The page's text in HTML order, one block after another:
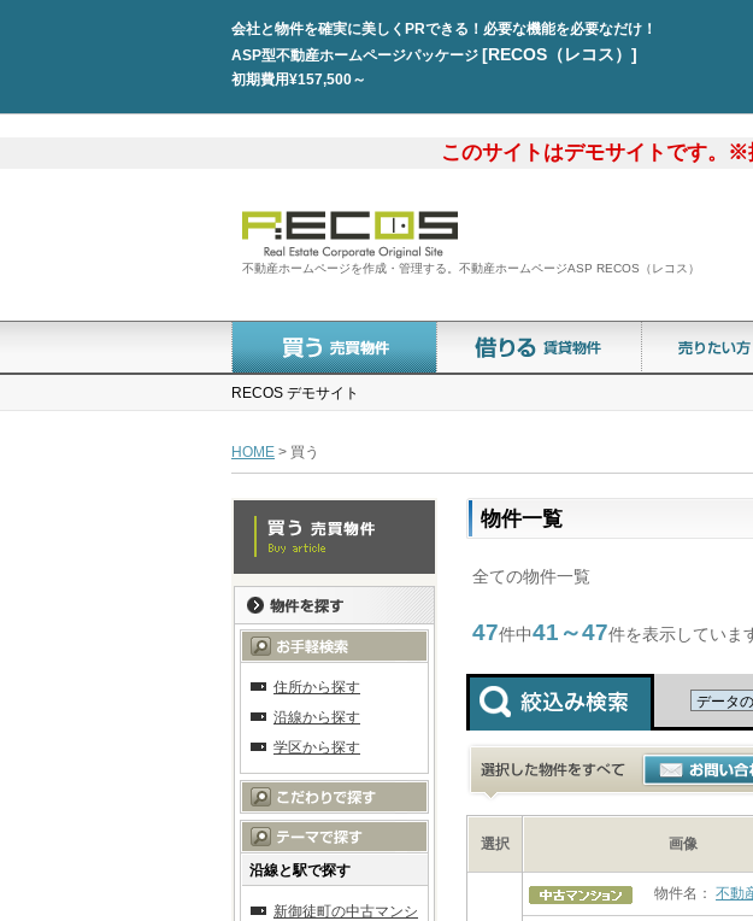
会社と物件を確実に美しくPRできる！必要な機能を必要なだけ！
ASP型不動産ホームページパッケージ [RECOS（レコス）]
初期費用¥157,500～
このサイトはデモサイトです。※
不動産ホームページを作成・管理する。不動産ホームページASP RECOS（レコス）
RECOS デモサイト
HOME > 買う
物件一覧
全ての物件一覧
47件中41～47件を表示していま
選択 画像
物件名： 不動
住所から探す
沿線から探す
学区から探す
沿線と駅で探す
新御徒町の中古マンシ